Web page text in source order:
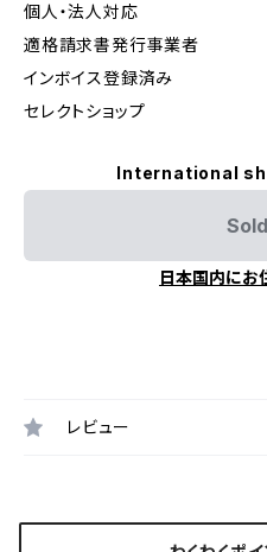
個人・法人対応
適格請求書発行事業者
インボイス登録済み
セレクトショップ
International
日本国内にお
レビュー